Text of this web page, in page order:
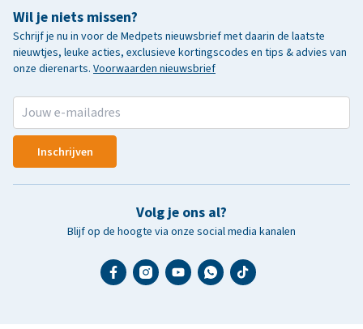
Wil je niets missen?
Schrijf je nu in voor de Medpets nieuwsbrief met daarin de laatste
nieuwtjes, leuke acties, exclusieve kortingscodes en tips & advies van
onze dierenarts. Voorwaarden nieuwsbrief
Inschrijven
Volg je ons al?
Blijf op de hoogte via onze social media kanalen